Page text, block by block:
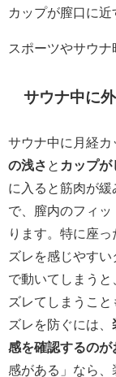
カップが膣口に
スポーツやサウ
サウナ中に
サウナ中に月経カ
の浅さ と カップが
に入ると筋肉が
で、膣内のフィ
ります。特に座っ
ズレを感じやす
で動いてしまう
ズレてしまうこと
ズレを防ぐには、
感を確認するのが
感がある」なら、